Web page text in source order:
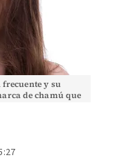
frecuente y su
de chamú que